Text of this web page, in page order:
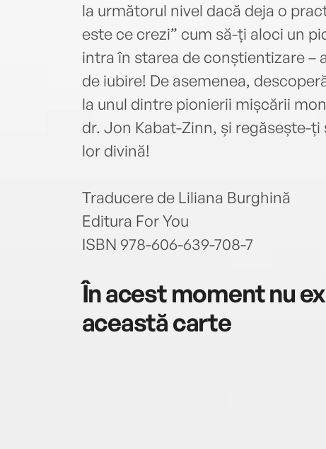
la următorul nivel dacă deja o
este ce crezi” cum să-ți aloci un
intra în starea de conștientizare –
de iubire! De asemenea,
la unul dintre pionierii mișcării
dr. Jon Kabat-Zinn, și regăsește-
lor divină!
Traducere de Liliana Burghină
Editura For You
ISBN 978-606-639-708-7
În acest moment nu
această carte